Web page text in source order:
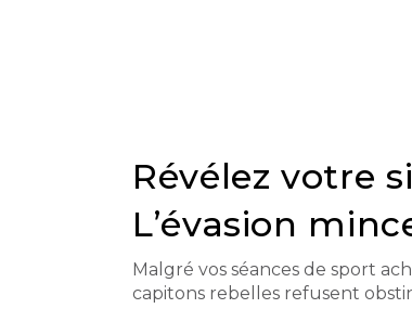
Révélez votre
L’évasion
Malgré vos séances de sport
capitons rebelles refusent